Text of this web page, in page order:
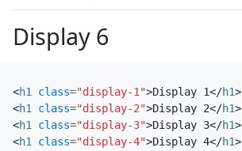
Display 6
<h1 class="display-1">Display 1</h1>
<h1 class="display-2">Display 2</h1>
<h1 class="display-3">Display 3</h1>
<h1 class="display-4">Display 4</h1>